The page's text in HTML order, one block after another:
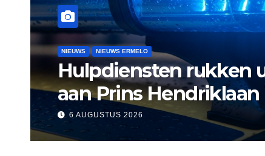
NIEUWS NIEUWS ERMELO NIEUWS HARDERWIJK
Museum Het Pakhuis
Harderwijkse visser
6 AUGUSTUS 2026